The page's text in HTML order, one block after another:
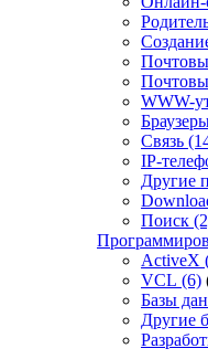
WWW-
Связь
IP-
Другие
Поиск
ActiveX
VCL (6)
Базы
Другие